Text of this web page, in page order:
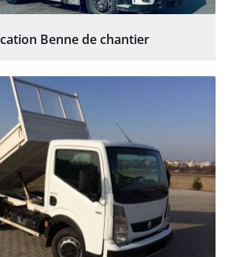
Benne de chantier